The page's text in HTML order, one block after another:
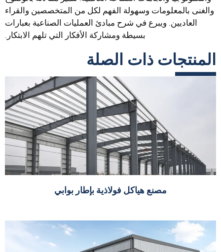
والغنى بالمعلومات وسهولة الفهم لكل من المتخصصين والقراء
العاديين. ويبرع في شرح مبادئ العمليات الصناعية بعبارات
بسيطة ومشاركة الأفكار التي تلهم الابتكار.
المنتجات ذات الصلة
مصنع هياكل فولاذية بإطار بوابي